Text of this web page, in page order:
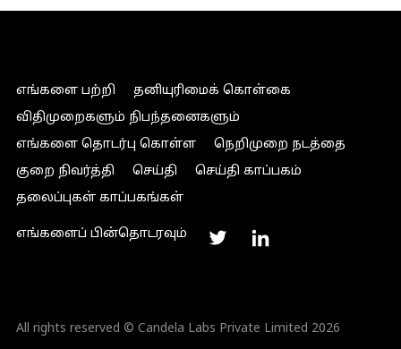
எங்களை பற்றி
தனியுரிமைக் கொள்கை
விதிமுறைகளும் நிபந்தனைகளும்
எங்களை தொடர்பு கொள்ள
நெறிமுறை நடத்தை
குறை நிவர்த்தி
செய்தி
செய்தி காப்பகம்
தலைப்புகள் காப்பகங்கள்
எங்களைப் பின்தொடரவும்
All rights reserved © Candela Labs Private Limited 2026